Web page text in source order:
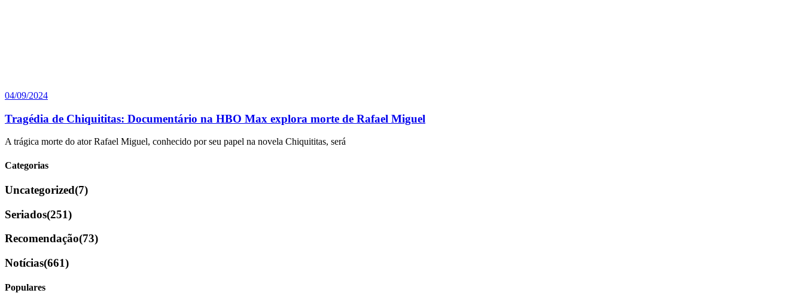
04/09/2024
Tragédia de Chiquititas: Documentário na HBO Max explora morte de Rafael Miguel
A trágica morte do ator Rafael Miguel, conhecido por seu papel na novela Chiquititas, será
Categorias
Uncategorized(7)
Seriados(251)
Recomendação(73)
Notícias(661)
Populares